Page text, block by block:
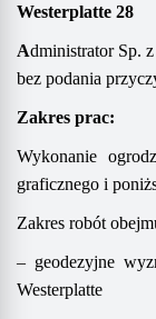
Westerplatte 28
Administrator Sp.
bez podania
Zakres prac:
Wykonanie
graficznego i
Zakres robót
– geodezyjne
Westerplatte